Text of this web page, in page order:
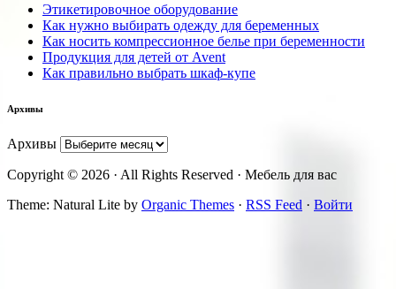
Этикетировочное оборудование
Как нужно выбирать одежду для беременных
Как носить компрессионное белье при беременности
Продукция для детей от Avent
Как правильно выбрать шкаф-купе
Архивы
Архивы
Copyright © 2026 · All Rights Reserved · Мебель для вас
Theme: Natural Lite by Organic Themes · RSS Feed · Войти